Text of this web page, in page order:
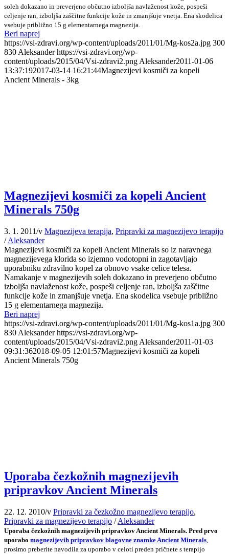
soleh dokazano in preverjeno občutno izboljša navlaženost kože, pospeši
celjenje ran, izboljša zaščitne funkcije kože in zmanjšuje vnetja. Ena skodelica
vsebuje približno 15 g elementarnega magnezija.
Beri naprej
https://vsi-zdravi.org/wp-content/uploads/2011/01/Mg-kos2a.jpg 300
830 Aleksander https://vsi-zdravi.org/wp-
content/uploads/2015/04/Vsi-zdravi2.png Aleksander2011-01-06
13:37:192017-03-14 16:21:44Magnezijevi kosmiči za kopeli
Ancient Minerals - 3kg
Magnezijevi kosmiči za kopeli Ancient
Minerals 750g
3. 1. 2011/v Magnezijeva terapija, Pripravki za magnezijevo terapijo
/ Aleksander
Magnezijevi kosmiči za kopeli Ancient Minerals so iz naravnega
magnezijevega klorida so izjemno vodotopni in zagotavljajo
uporabniku zdravilno kopel za obnovo vsake celice telesa.
Namakanje v magnezijevih soleh dokazano in preverjeno občutno
izboljša navlaženost kože, pospeši celjenje ran, izboljša zaščitne
funkcije kože in zmanjšuje vnetja. Ena skodelica vsebuje približno
15 g elementarnega magnezija.
Beri naprej
https://vsi-zdravi.org/wp-content/uploads/2011/01/Mg-kos1a.jpg 300
830 Aleksander https://vsi-zdravi.org/wp-
content/uploads/2015/04/Vsi-zdravi2.png Aleksander2011-01-03
09:31:362018-09-05 12:01:57Magnezijevi kosmiči za kopeli
Ancient Minerals 750g
Uporaba čezkožnih magnezijevih
pripravkov Ancient Minerals
22. 12. 2010/v Pripravki za čezkožno magnezijevo terapijo,
Pripravki za magnezijevo terapijo / Aleksander
Uporaba čezkožnih magnezijevih pripravkov Ancient Minerals. Pred prvo
uporabo magnezijevih pripravkov blagovne znamke Ancient Minerals,
prosimo preberite navodila za uporabo v celoti preden pričnete s terapijo